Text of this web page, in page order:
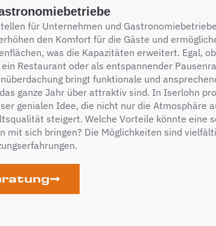
für Unternehmen und
den Komfort für die Gäste und
was die Kapazitäten erweitert. Egal,
Restaurant oder als entspannender
bringt funktionale und
ganze Jahr über attraktiv sind. In Iserlohn
genialen Idee, die nicht nur die Atmosphäre
steigert. Welche Vorteile könnte eine
mit sich bringen? Die Möglichkeiten sind